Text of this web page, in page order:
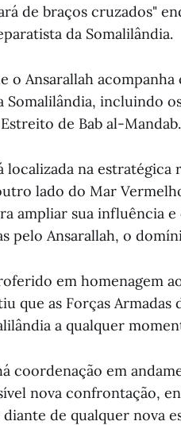
de braços cruzados"
da Somalilândia.
o Ansarallah acompanha
Somalilândia, incluindo
de Bab al-Mandab.
localizada na
lado do Mar
ampliar sua influência
pelo Ansarallah, o
em homenagem
que as Forças
a qualquer
coordenação em
nova confrontação,
de qualquer nova